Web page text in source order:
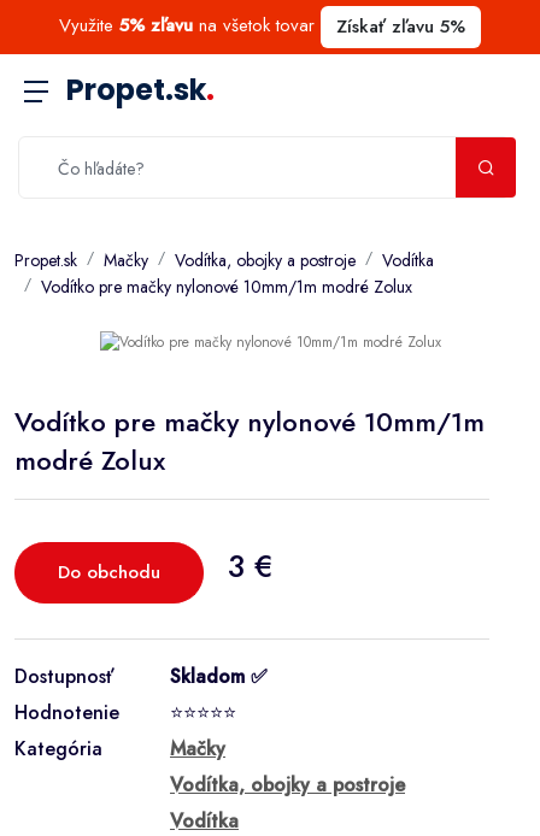
Využite 5% zľavu na všetok tovar Získať zľavu 5%
Propet.sk.
Propet.sk Mačky Vodítka, obojky a postroje
Vodítka
Vodítko pre mačky nylonové 10mm/1m modré Zolux
Vodítko pre mačky nylonové 10mm/1m
modré Zolux
Do obchodu 3 €
Dostupnosť
Skladom ✅
Hodnotenie
⭐⭐⭐⭐⭐
Kategória
Mačky
Vodítka, obojky a postroje
Vodítka